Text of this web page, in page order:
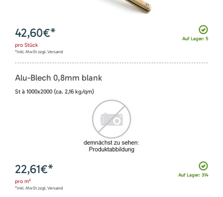
Auf Lager: 5
42,60€*
pro Stück
*inkl. MwSt zzgl. Versand
Alu-Blech 0,8mm blank
St à 1000x2000 (ca. 2,16 kg/qm)
Auf Lager: 314
22,61€*
pro m²
*inkl. MwSt zzgl. Versand